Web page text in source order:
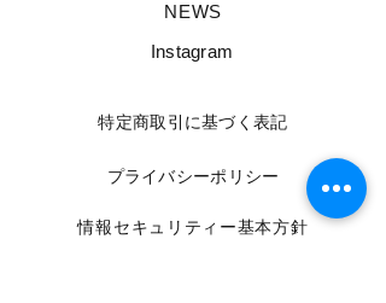
​NEWS
​Instagram
​特定商取引に基づく表記
​プライバシーポリシー
​情報セキュリティー基本方針